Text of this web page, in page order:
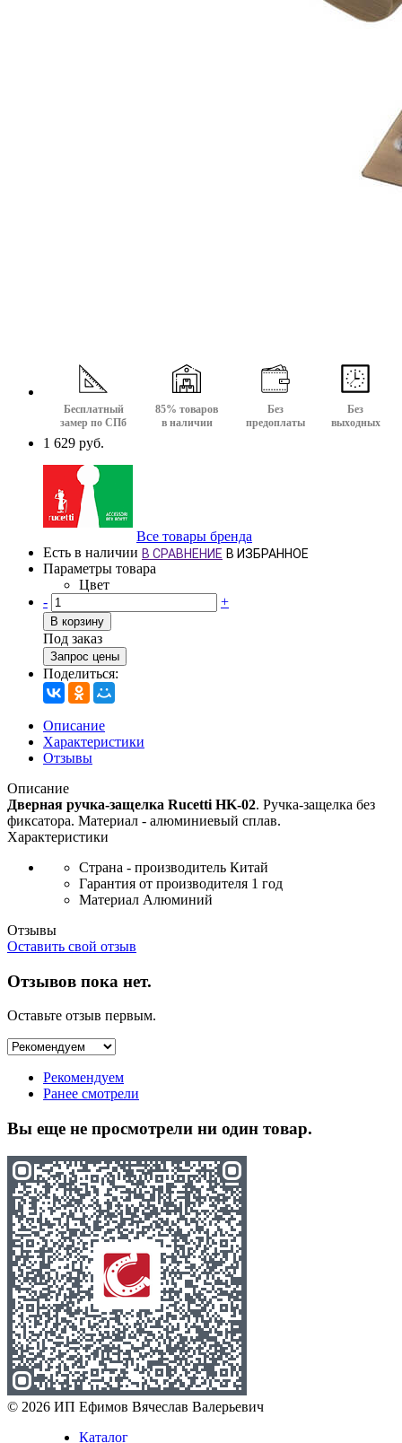
Бесплатный
замер по СПб
85% товаров
в наличии
Без
предоплаты
Без
выходных
1 629 руб.
Все товары бренда
Есть в наличии В СРАВНЕНИЕ В ИЗБРАННОЕ
Параметры товара
Цвет
-
+
В корзину
Под заказ
Запрос цены
Поделиться:
Описание
Характеристики
Отзывы
Описание
Дверная ручка-защелка Rucetti HK-02. Ручка-защелка без
фиксатора. Материал - алюминиевый сплав.
Характеристики
Страна - производитель Китай
Гарантия от производителя 1 год
Материал Алюминий
Отзывы
Оставить свой отзыв
Отзывов пока нет.
Оставьте отзыв первым.
Рекомендуем
Ранее смотрели
Вы еще не просмотрели ни один товар.
© 2026 ИП Ефимов Вячеслав Валерьевич
Каталог